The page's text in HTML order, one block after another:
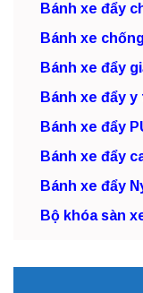
Bánh xe đẩy
Bánh xe
Bánh xe đẩy
Bánh xe đẩy y
Bánh xe đẩy
Bánh xe đẩy
Bánh xe đẩy
Bộ khóa sàn